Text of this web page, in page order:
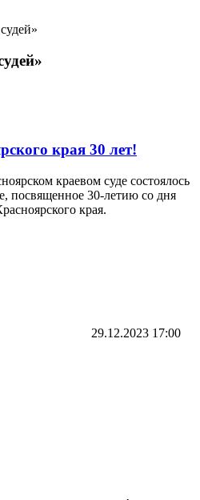
края 30 лет!
краевом суде состоялось
посвященное 30-летию со дня
края.
29.12.2023 17:00